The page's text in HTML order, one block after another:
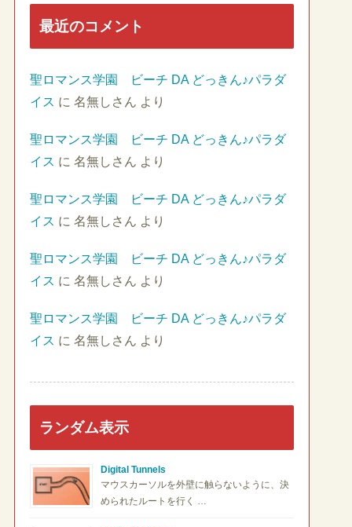
最近のコメント
聖ロマンス学園 ビーチ DA どっきん♪パラダ
イス に 名無しさん より
聖ロマンス学園 ビーチ DA どっきん♪パラダ
イス に 名無しさん より
聖ロマンス学園 ビーチ DA どっきん♪パラダ
イス に 名無しさん より
聖ロマンス学園 ビーチ DA どっきん♪パラダ
イス に 名無しさん より
聖ロマンス学園 ビーチ DA どっきん♪パラダ
イス に 名無しさん より
ランダム表示
Digital Tunnels
マウスカーソルを外壁に触らないように、決
められたルートを行く …